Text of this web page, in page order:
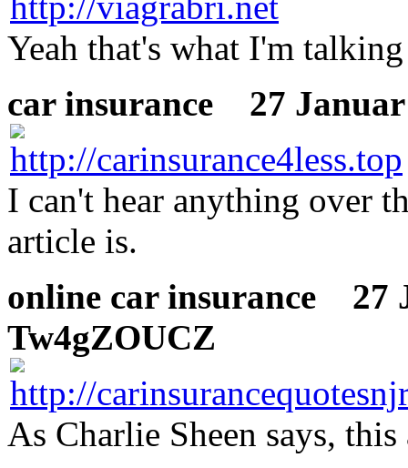
Yeah that's what I'm
car insurance
27
I can't hear anything over
article is.
online car insurance
27
Tw4gZOUCZ
As Charlie Sheen says,